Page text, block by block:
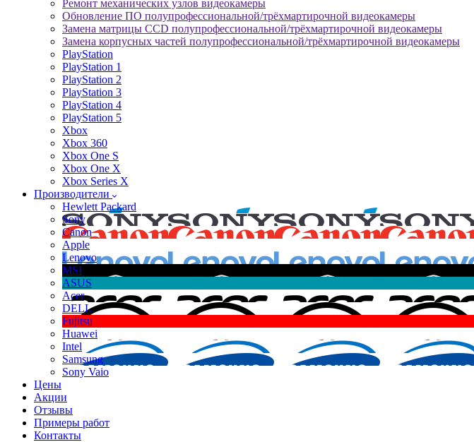
Ремонт механических узлов видеокамеры
Обновление ПО полупрофессиональной/трёхмартирочной видеокамеры
Замена матрицы CCD полупрофессиональной/трёхмартирочной видеокамеры
Замена корпусных частей полупрофессиональной/трёхмартирочной видеокамеры
PlayStation
PlayStation 1
PlayStation 2
PlayStation 3
PlayStation 4
PlayStation 5
Xbox
Xbox 360
Xbox One S
Xbox One X
Xbox Series X
Производители
Hewlett Packard
Sony
Canon
Apple
Lenovo
MSI
ASUS
Acer
DELL
Fujitsu
Huawei
Intel
Samsung
Sony Vaio
Цены
Акции
Отзывы
Примеры работ
Контакты